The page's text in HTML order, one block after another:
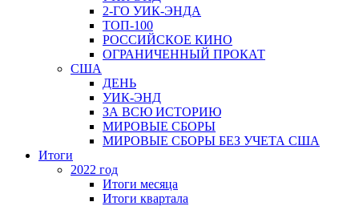
2-ГО УИК-ЭНДА
ТОП-100
РОССИЙСКОЕ КИНО
ОГРАНИЧЕННЫЙ ПРОКАТ
США
ДЕНЬ
УИК-ЭНД
ЗА ВСЮ ИСТОРИЮ
МИРОВЫЕ СБОРЫ
МИРОВЫЕ СБОРЫ БЕЗ УЧЕТА США
Итоги
2022 год
Итоги месяца
Итоги квартала